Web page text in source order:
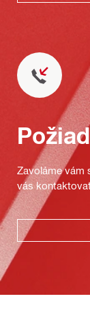
Zavoláme vám
vás